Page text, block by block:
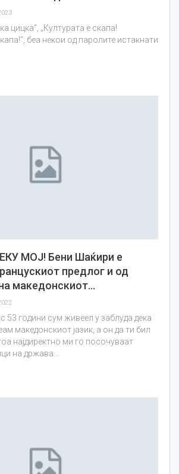
цицка“, „Културата е скапа!
беа некои од паролите истакнати
МОЈ! Бени Шаќири е
предлог и од
македонскиот…
53 години сум живеел у заблуда дека
македонскиот јазик, а он да ти бил
најдиректно ми го посочуваат
на држава…